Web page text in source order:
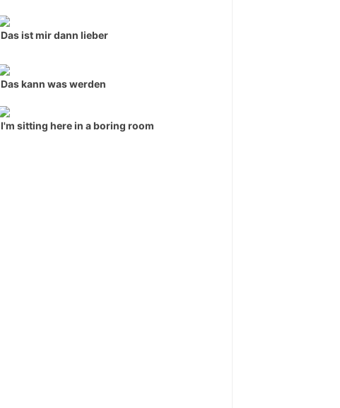
Das ist mir dann lieber
Das kann was werden
I'm sitting here in a boring room